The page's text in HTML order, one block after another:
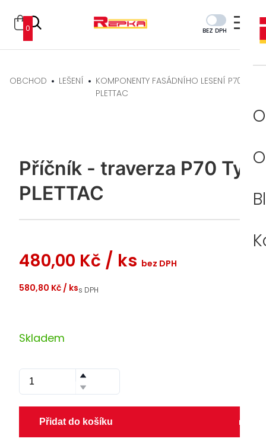
0 BEZ DPH
OBCHOD LEŠENÍ
KOMPONENTY FASÁDNÍHO LESENÍ P70 TYP
PLETTAC
Příčník - traverza P70 Typ
PLETTAC
480,00 Kč / ks bez DPH
580,80 Kč / kss DPH
Skladem
Přidat do košíku